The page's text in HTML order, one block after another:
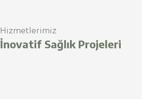
Hizmetlerimiz
İnovatif Sağlık Projeleri